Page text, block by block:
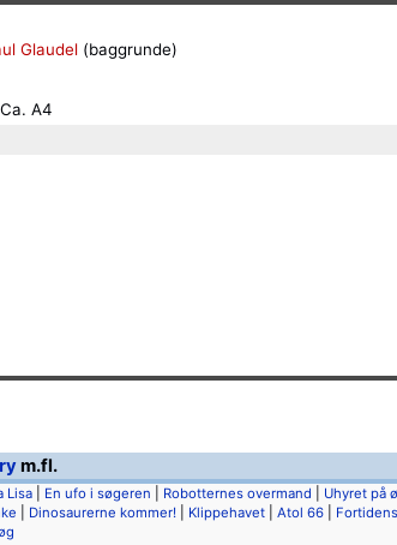
Glaudel (baggrunde)
Ca. A4
m.fl.
Lisa En ufo i søgeren Robotternes overmand Uhyret på
Dinosaurerne kommer! Klippehavet Atol 66